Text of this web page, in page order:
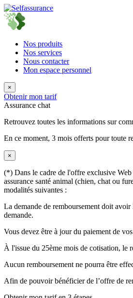
Nos produits
Nos services
Nous contacter
Mon espace personnel
×
Obtenir mon tarif
Assurance chat
Retrouvez toutes les informations sur
En ce moment, 3 mois offerts pour toute
×
(*) Dans le cadre de l'offre exclusive
assurance santé animal (chien, chat ou
modalités suivantes :
La demande de remboursement doit
demande.
Vous devez être à jour du paiement de
À l'issue du 25ème mois de cotisation, le
Aucun remboursement ne pourra être
Afin de pouvoir bénéficier de l’offre de